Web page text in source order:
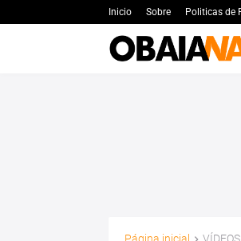
Inicio Sobre Politicas de